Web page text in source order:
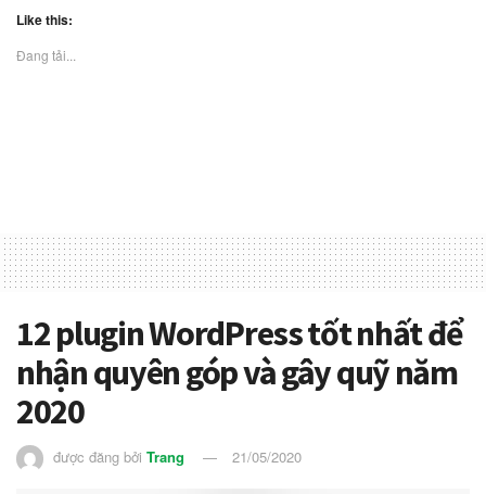
Like this:
Đang tải...
12 plugin WordPress tốt nhất để
nhận quyên góp và gây quỹ năm
2020
được đăng bởi Trang 21/05/2020